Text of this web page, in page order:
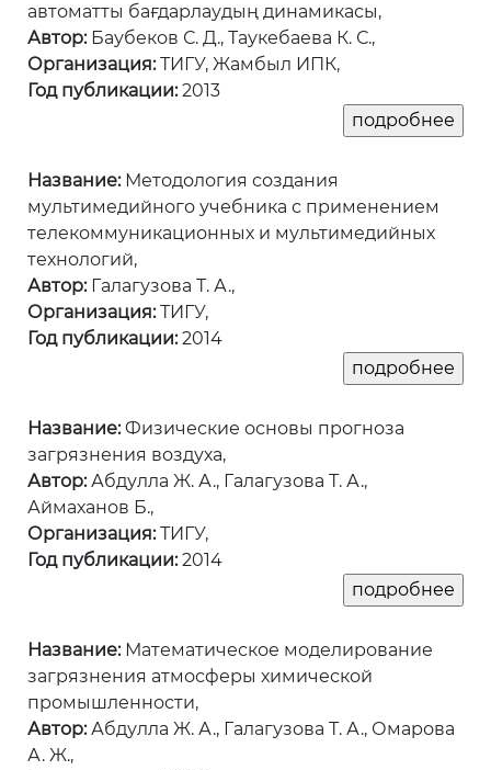
автоматты бағдарлаудың динамикасы,
Автор:Баубеков С. Д., Таукебаева К. С.,
Организация:ТИГУ, Жамбыл ИПК,
Год публикации:2013
Название:Методология создания
мультимедийного учебника с применением
телекоммуникационных и мультимедийных
технологий,
Автор:Галагузова Т. А.,
Организация:ТИГУ,
Год публикации:2014
Название:Физические основы прогноза
загрязнения воздуха,
Автор:Абдулла Ж. А., Галагузова Т. А.,
Аймаханов Б.,
Организация:ТИГУ,
Год публикации:2014
Название:Математическое моделирование
загрязнения атмосферы химической
промышленности,
Автор:Абдулла Ж. А., Галагузова Т. А., Омарова
А. Ж.,